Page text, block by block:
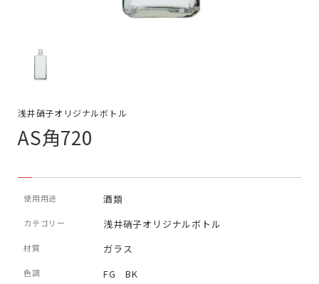
浅井硝子オリジナルボトル
AS角720
使用用途 酒類
カテゴリー 浅井硝子オリジナルボトル
材質 ガラス
色調 FG BK